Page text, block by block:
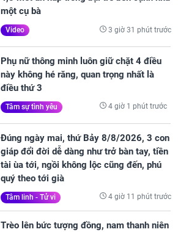
một cụ bà
Video 3 giờ 31 phút trước
Phụ nữ thông minh luôn giữ chặt 4 điều
này không hé răng, quan trọng nhất là
điều thứ 3
Tâm sự tình yêu 4 giờ 1 phút trước
Đúng ngày mai, thứ Bảy 8/8/2026, 3 con
giáp đổi đời dễ dàng như trở bàn tay, tiền
tài ùa tới, ngồi không lộc cũng đến, phú
quý theo tới già
Tâm linh - Tử vi 4 giờ 11 phút trước
Trèo lên bức tượng đồng, nam thanh niên